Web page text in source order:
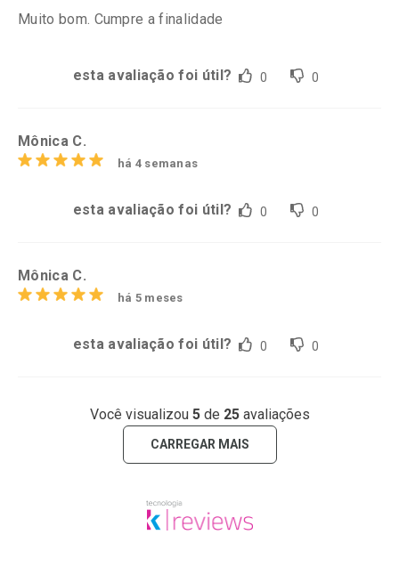
Muito bom. Cumpre a finalidade
esta avaliação foi útil? 0 0
Mônica C.
há 4 semanas
esta avaliação foi útil? 0 0
Mônica C.
há 5 meses
esta avaliação foi útil? 0 0
Você visualizou 5de 25avaliações
CARREGAR MAIS